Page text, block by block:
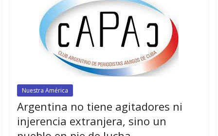
Nuestra América
Argentina no tiene agitadores ni
injerencia extranjera, sino un